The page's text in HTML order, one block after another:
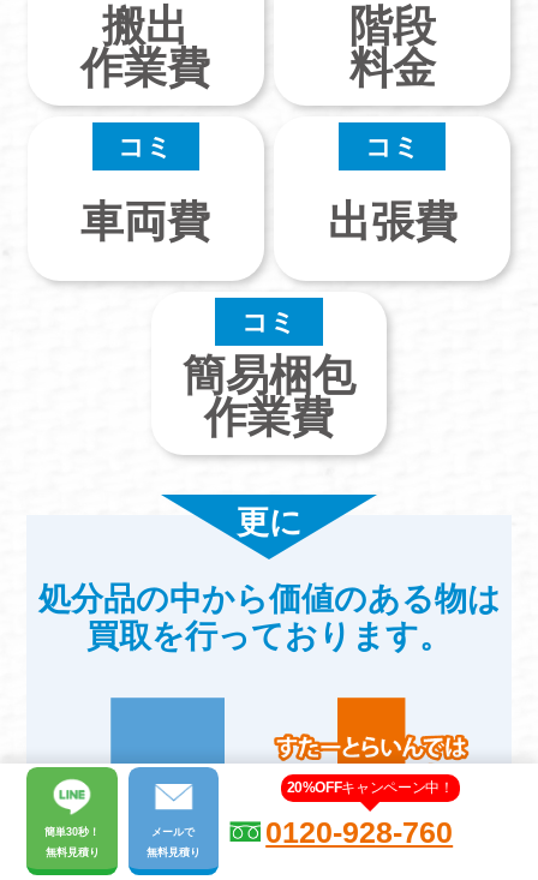
搬出
作業費
階段
料金
コミ
車両費
コミ
出張費
コミ
簡易梱包
作業費
更に
処分品の中から価値のある物は
買取を行っております。
簡単30秒！
無料見積り
メールで
無料見積り
20%OFFキャンペーン中！
0120-928-760